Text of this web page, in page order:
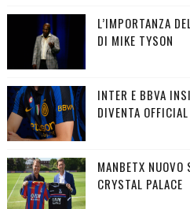
L’IMPORTANZA
DI MIKE TYSON
INTER E BBVA
DIVENTA
MANBETX
CRYSTAL PALACE